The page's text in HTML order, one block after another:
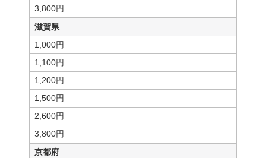
3,800円
滋賀県
1,000円
1,100円
1,200円
1,500円
2,600円
3,800円
京都府